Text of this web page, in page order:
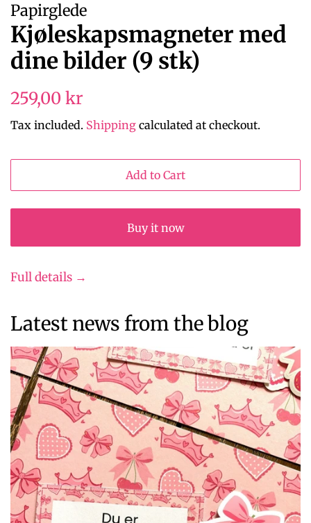
Papirglede
Kjøleskapsmagneter med
dine bilder (9 stk)
Regular
259,00 kr
Tax included. Shipping calculated at checkout.
Add to Cart
Buy it now
Full details →
Latest news from the blog